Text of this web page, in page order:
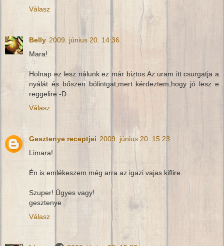
Válasz
Belly 2009. június 20. 14:36
Mara!
Holnap ez lesz nálunk ez már biztos.Az uram itt csurgatja a
nyálát és bőszen bólintgat,mert kérdeztem,hogy jó lesz e
reggelire:-D
Válasz
Gesztenye receptjei 2009. június 20. 15:23
Limara!
Én is emlékeszem még arra az igazi vajas kiflire.
Szuper! Ügyes vagy!
gesztenye
Válasz